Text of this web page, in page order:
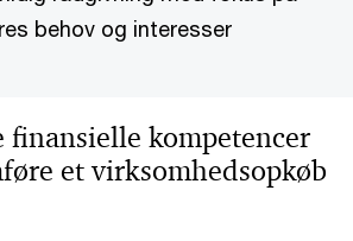
behov og interesser
finansielle kompetencer
et virksomhedsopkøb